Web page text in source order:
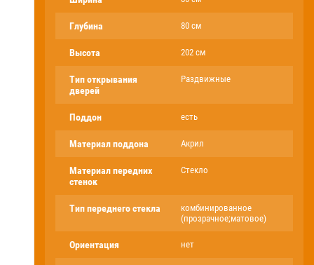
Глубина 80 см
Высота 202 см
Тип открывания
дверей
Раздвижные
Поддон есть
Материал поддона Акрил
Материал передних
стенок
Стекло
Тип переднего стекла
комбинированное
(прозрачное;матовое)
Ориентация нет